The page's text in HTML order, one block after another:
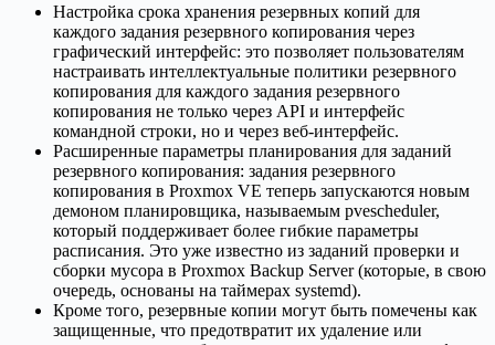
Настройка срока хранения резервных копий для
каждого задания резервного копирования через
графический интерфейс: это позволяет пользователям
настраивать интеллектуальные политики резервного
копирования для каждого задания резервного
копирования не только через API и интерфейс
командной строки, но и через веб-интерфейс.
Расширенные параметры планирования для заданий
резервного копирования: задания резервного
копирования в Proxmox VE теперь запускаются новым
демоном планировщика, называемым pvescheduler,
который поддерживает более гибкие параметры
расписания. Это уже известно из заданий проверки и
сборки мусора в Proxmox Backup Server (которые, в свою
очередь, основаны на таймерах systemd).
Кроме того, резервные копии могут быть помечены как
защищенные, что предотвратит их удаление или